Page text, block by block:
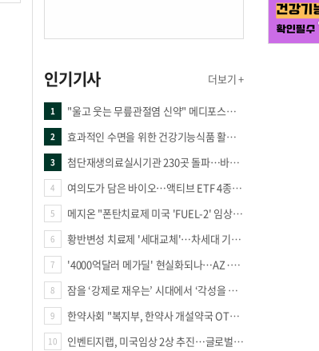
인기기사 더보기 +
1 "울고 웃는 무릎관절염 신약" 메디포스트·강스템·네이처셀 전진, 코오롱티슈진 반전 과제
2 효과적인 수면을 위한 건강기능식품 활용법
3 첨단재생의료실시기관 230곳 돌파…바이오 새 시장 꿈틀
4 여의도가 담은 바이오…액티브 ETF 4종의 선택은
5 메지온 "폰탄치료제 미국 'FUEL-2' 임상 프로토콜 영국 승인"
6 황반변성 치료제 '세대교체'…차세대 기전 경쟁 본격화
7 '4000억달러 메가딜' 현실화되나…AZ·BMS 합병설에 글로벌 제약업계 촉각
8 잠을 ‘강제로 재우는’ 시대에서 ‘각성을 낮추는’ 시대로
9 한약사회 "복지부, 한약사 개설약국 OTC 공급 방해 더는 방관 말아야"
10 인벤티지랩, 미국임상 2상 추진…글로벌 팁스 통해 정부 지원 60억원 확보